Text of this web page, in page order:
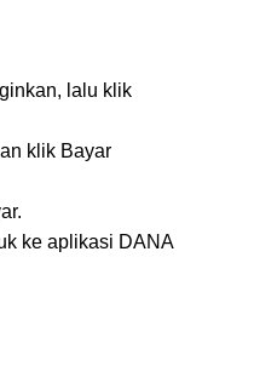
lalu klik
klik Bayar
ke aplikasi DANA